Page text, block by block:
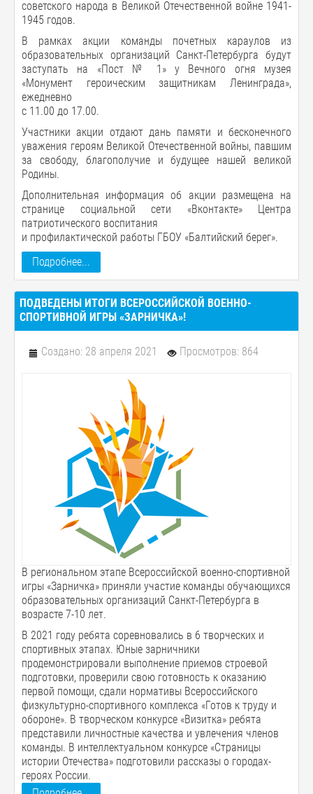
советского народа в Великой Отечественной войне 1941-
1945 годов.
В рамках акции команды почетных караулов из
образовательных организаций Санкт-Петербурга будут
заступать на «Пост № 1» у Вечного огня музея
«Монумент героическим защитникам Ленинграда»,
ежедневно
с 11.00 до 17.00.
Участники акции отдают дань памяти и бесконечного
уважения героям Великой Отечественной войны, павшим
за свободу, благополучие и будущее нашей великой
Родины.
Дополнительная информация об акции размещена на
странице социальной сети «Вконтакте» Центра
патриотического воспитания
и профилактической работы ГБОУ «Балтийский берег».
Подробнее...
ПОДВЕДЕНЫ ИТОГИ ВСЕРОССИЙСКОЙ ВОЕННО-
СПОРТИВНОЙ ИГРЫ «ЗАРНИЧКА»!
Создано: 28 апреля 2021 Просмотров: 864
В региональном этапе Всероссийской военно-спортивной
игры «Зарничка» приняли участие команды обучающихся
образовательных организаций Санкт-Петербурга в
возрасте 7-10 лет.
В 2021 году ребята соревновались в 6 творческих и
спортивных этапах. Юные зарничники
продемонстрировали выполнение приемов строевой
подготовки, проверили свою готовность к оказанию
первой помощи, сдали нормативы Всероссийского
физкультурно-спортивного комплекса «Готов к труду и
обороне». В творческом конкурсе «Визитка» ребята
представили личностные качества и увлечения членов
команды. В интеллектуальном конкурсе «Страницы
истории Отечества» подготовили рассказы о городах-
героях России.